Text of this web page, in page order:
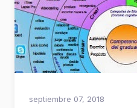
septiembre 07, 2018